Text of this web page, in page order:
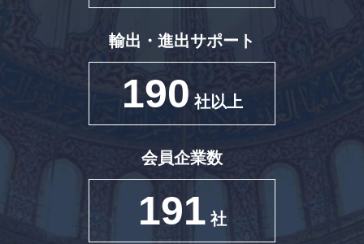
輸出・進出サポート
190 社以上
会員企業数
191 社